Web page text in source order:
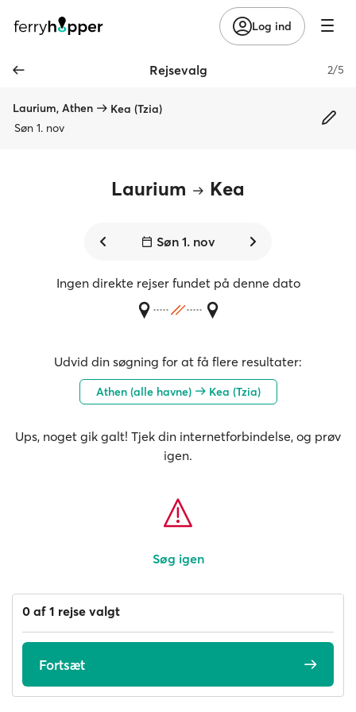
Log ind
Rejsevalg 2/5
Laurium, Athen
Kea (Tzia)
Søn 1. nov
Laurium Kea
Søn 1. nov
Ingen direkte rejser fundet på denne dato
Udvid din søgning for at få flere resultater:
Athen (alle havne) Kea (Tzia)
Ups, noget gik galt! Tjek din internetforbindelse, og prøv
igen.
Søg igen
0 af 1 rejse valgt
Fortsæt